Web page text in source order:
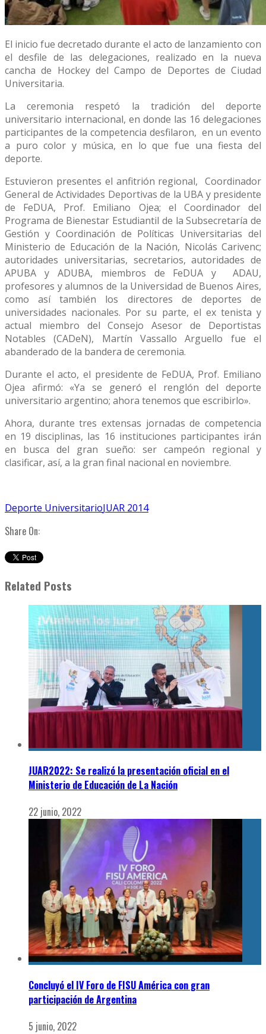
El inicio fue decretado durante el acto de lanzamiento con
el desfile de las delegaciones, realizado en la nueva
cancha de Hockey del Campo de Deportes de Ciudad
Universitaria.
La ceremonia respetó la tradición del deporte
universitario internacional, en donde las 16 delegaciones
participantes de la competencia desfilaron, en un evento
a puro color y música, en lo que fue una fiesta del
deporte.
Estuvieron presentes el anfitrión regional, Coordinador
General de Actividades Deportivas de la UBA y presidente
de FeDUA, Prof. Emiliano Ojea; el Coordinador del
Programa de Bienestar Estudiantil de la Subsecretaría de
Gestión y Coordinación de Políticas Universitarias del
Ministerio de Educación de la Nación, Nicolás Carivenc;
autoridades universitarias, secretarios, autoridades de
APUBA y ADUBA, miembros de FeDUA y ADAU,
profesores y alumnos de la Universidad de Buenos Aires,
como así también los directores de deportes de
universidades nacionales. Por su parte, el ex tenista y
actual miembro del Consejo Asesor de Deportistas
Notables (CADeN), Martín Vassallo Arguello fue el
abanderado de la bandera de ceremonia.
Durante el acto, el presidente de FeDUA, Prof. Emiliano
Ojea afirmó: «Ya se generó el renglón del deporte
universitario argentino; ahora tenemos que escribirlo».
Ahora, durante tres extensas jornadas de competencia
en 19 disciplinas, las 16 instituciones participantes irán
en busca del gran sueño: ser campeón regional y
clasificar, así, a la gran final nacional en noviembre.
Deporte UniversitarioJUAR 2014
Share On:
Related Posts
JUAR2022: Se realizó la presentación oficial en el
Ministerio de Educación de La Nación
22 junio, 2022
Concluyó el IV Foro de FISU América con gran
participación de Argentina
5 junio, 2022